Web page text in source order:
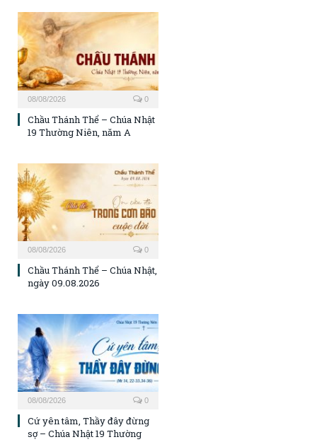
08/08/2026 0
Chầu Thánh Thể – Chúa Nhật
19 Thường Niên, năm A
08/08/2026 0
Chầu Thánh Thể – Chúa Nhật,
ngày 09.08.2026
08/08/2026 0
Cứ yên tâm, Thầy đây đừng
sợ – Chúa Nhật 19 Thường